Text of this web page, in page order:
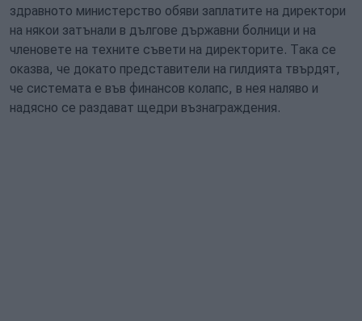
здравното министерство обяви заплатите на директори
на някои затънали в дългове държавни болници и на
членовете на техните съвети на директорите. Така се
оказва, че докато представители на гилдията твърдят,
че системата е във финансов колапс, в нея наляво и
надясно се раздават щедри възнаграждения.